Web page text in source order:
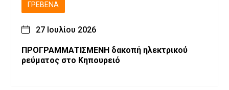
ΓΡΕΒΕΝΆ
27 Ιουλίου 2026
ΠΡΟΓΡΑΜΜΑΤΙΣΜΕΝH δακοπή ηλεκτρικού
ρεύματος στο Κηπουρειό